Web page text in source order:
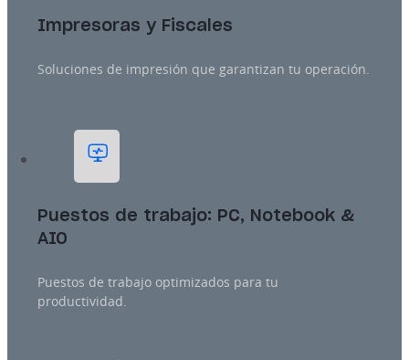
Impresoras y Fiscales
Soluciones de impresión que garantizan tu operación.
Puestos de trabajo: PC, Notebook &
AIO
Puestos de trabajo optimizados para tu
productividad.